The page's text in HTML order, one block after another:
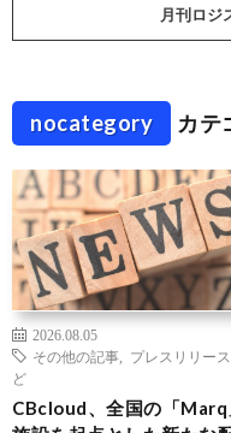
月刊ロジ
nocategory カテ
2026.08.05
その他の記事
プレスリリー
ど
CBcloud、全国の「Marq